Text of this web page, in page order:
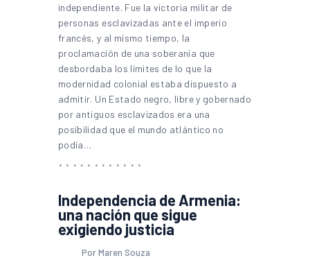
independiente. Fue la victoria militar de
personas esclavizadas ante el imperio
francés, y al mismo tiempo, la
proclamación de una soberanía que
desbordaba los límites de lo que la
modernidad colonial estaba dispuesto a
admitir. Un Estado negro, libre y gobernado
por antiguos esclavizados era una
posibilidad que el mundo atlántico no
podía…
Independencia de Armenia:
una nación que sigue
exigiendo justicia
Por Maren Souza